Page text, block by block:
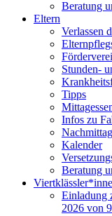
Beratung
Eltern
Verlassen
Stunden-
Tipps
Infos zu
Kalender
Beratung
Einladung
2026 von